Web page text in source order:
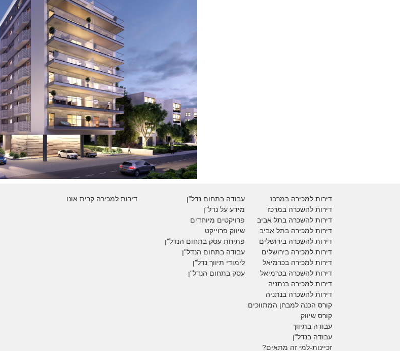
דירות למכירה קרית אונו
דירות למכירה במרכז
דירות להשכרה במרכז
דירות להשכרה בתל אביב
דירות למכירה בתל אביב
דירות להשכרה בירושלים
דירות למכירה בירושלים
דירות למכירהבכרמיאל
דירות להשכרהבכרמיאל
דירות למכירה בנתניה
דירות להשכרה בנתניה
קורס הכנה למבחן המתווכים
קורס שיווק
עבודה בתיווך
עבודה בנדל"ן
זכיינות-למי זה מתאים?
עבודה בתחום נדל"ן
מידע על נדל"ן
פרויקטים מיוחדים
שיווק פרוייקט
פתיחת עסק בתחום הנדל"ן
עבודה בתחום הנדל"ן
לימודי תיווך נדל"ן
עסק בתחום הנדל"ן